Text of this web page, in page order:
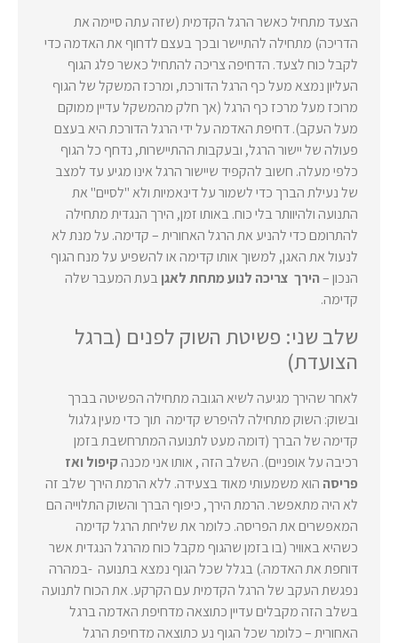
הצעד מתחיל כאשר הרגל הקדמית (שזה עתה סיימה את
הדריכה) מתחילה להתיישר ובכך בעצם לדחוף את האדמה כדי
לקבל כוח לצעד. הדחיפה צריכה להתחיל כאשר פלג הגוף
העליון נמצא מעל כף הרגל הדורכת, ומרכז המשקל של הגוף
מרוכז מעל מרכז כף הרגל (אך חלק מהמשקל עדיין ממוקם
מעל העקב). דחיפת האדמה על ידי הרגל הדורכת היא בעצם
פעולה של יישור הרגל, ובעקבות ההתיישרות, נדחף כל הגוף
כלפי מעלה. חשוב להקפיד שיישור הרגל אינו מגיע עד למצב
של נעילת הברך כדי לשמור על דינאמיות ולא "לסיים" את
התנועה ולהיוותר בלי כוח. באותו זמן, הירך הנגדית מתחילה
להתרומם כדי להניע את הרגל האחורית – קדימה. על מנת לא
לנעול את האגן, למשוך אותו קדימה או להשפיע על מנח הגוף
הנכון –הירך צריכה לנוע מתחת לאגן בעת המעבר שלה
קדימה.
שלב שני: פשיטת השוק לפנים (ברגל
הצועדת)
לאחר שהירך מגיעה לשיא הגובה מתחילה הפשיטה בברך
ובשוק: השוק מתחילה להיפרש קדימה תוך כדי מעין גלגול
קדימה של הברך (דומה מעט לתנועה המתרחשבת בזמן
רכיבה על אופניים). השלב הזה , אותו אני מכנהקיפול ואז
פריסה הוא משמעותי מאוד בצעידה. ללא הרמת הירך שלב זה
לא היה מתאפשר. הרמת הירך, כיפוף הברך והשוק התלוייה הם
המאפשרים את הפריסה. כלומר את שליחת הרגל קדימה
כשהיא באוויר (בו בזמן שהגוף מקבל כוח מהרגל הנגדית אשר
דוחפת את האדמה.) בגלל שכל הגוף נמצא בתנועה -במהרה
נפגשת העקב של הרגל הקדמית עם הקרקע. את הכוח לתנועה
בשלב הזה מקבלים עדיין כתוצאה מדחיפת האדמה ברגל
האחורית – כלומר שכל הגוף נע כתוצאה מדחיפת הרגל